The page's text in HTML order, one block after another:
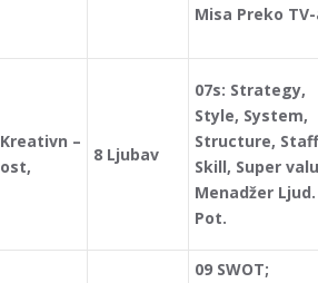
Misa Preko
Kreativn –
ost,
8 Ljubav
07s: Strategy,
Style, System,
Structure,
Skill, Super
Menadžer Ljud.
Pot.
09 SWOT;